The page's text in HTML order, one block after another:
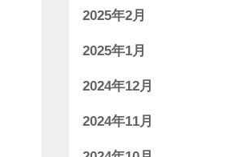
2025年2月
2025年1月
2024年12月
2024年11月